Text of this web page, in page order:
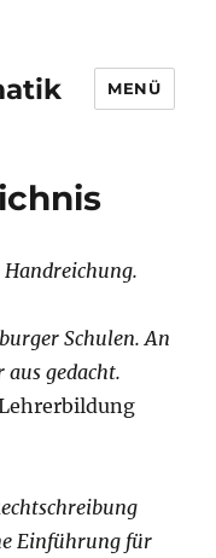
MENÜ
Handreichung.
Schulen. An
gedacht.
Einführung für